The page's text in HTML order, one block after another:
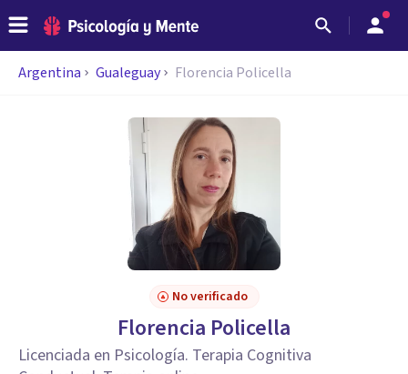
Argentina Gualeguay Florencia Policella
No verificado
Florencia Policella
Licenciada en Psicología. Terapia Cognitiva